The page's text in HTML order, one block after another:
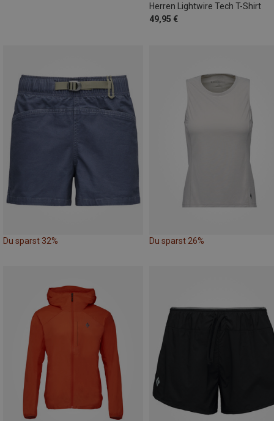
Herren Lightwire Tech T-Shirt
49,95 €
Du sparst 32% Du sparst 26%